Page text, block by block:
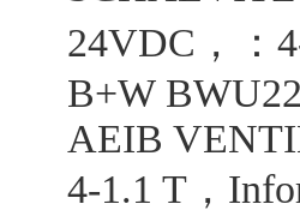
24VDC，：
B+W
AEIB
4-1.1 T，